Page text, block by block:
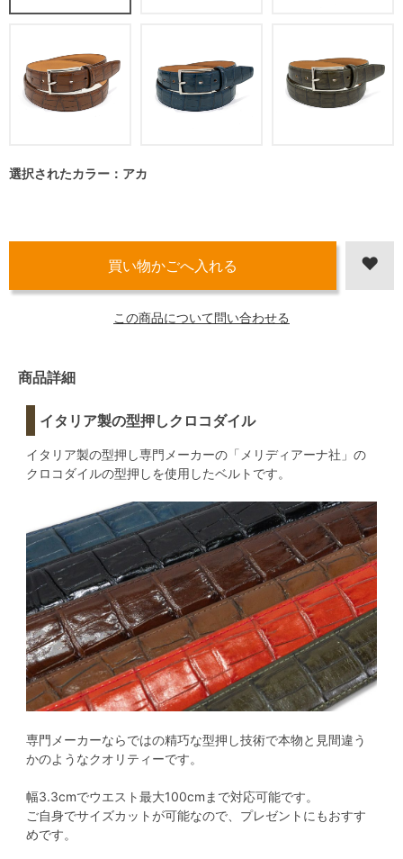
選択されたカラー：アカ
この商品について問い合わせる
商品詳細
イタリア製の型押しクロコダイル
イタリア製の型押し専門メーカーの「メリディアーナ社」の
クロコダイルの型押しを使用したベルトです。
専門メーカーならではの精巧な型押し技術で本物と見間違う
かのようなクオリティーです。
幅3.3cmでウエスト最大100cmまで対応可能です。
ご自身でサイズカットが可能なので、プレゼントにもおすす
めです。